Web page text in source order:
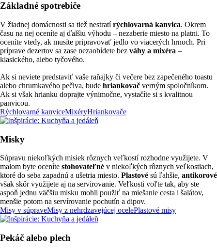
Základné spotrebiče
V žiadnej domácnosti sa tiež nestratírýchlovarná kanvica. Okrem
času na nej oceníte aj ďalšiu výhodu –⁠ nezaberie miesto na platni. To
oceníte vtedy, ak musíte pripravovať jedlo vo viacerých hrnoch. Pri
príprave dezertov sa zase nezaobídete bez váhy a mixéra –⁠
klasického, alebo tyčového.
Ak si neviete predstaviť vaše raňajky či večere bez zapečeného toastu
alebo chrumkavého pečiva, bude hriankovač verným spoločníkom.
Ak si však hrianku doprajte výnimočne, vystačíte si s kvalitnou
panvicou.
Rýchlovarné kanviceMixéryHriankovače
Misky
Súpravu niekoľkých misiek rôznych veľkostí rozhodne využijete. V
malom byte oceníte stohovateľné v niekoľkých rôznych veľkostiach,
ktoré do seba zapadnú a ušetria miesto. Plastové sú ľahšie, antikorové
však skôr využijete aj na servírovanie. Veľkosti voľte tak, aby ste
aspoň jednu väčšiu misku mohli použiť na miešanie cesta i šalátov,
menšie potom na servírovanie pochutín a dipov.
Misy v súpraveMisy z nehrdzavejúcej ocelePlastové misy
Pekáč alebo plech